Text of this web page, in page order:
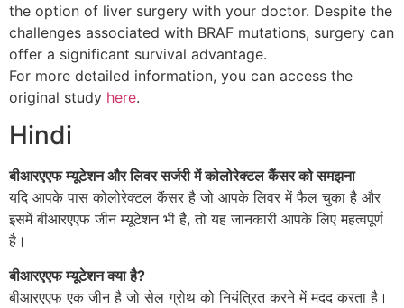
the option of liver surgery with your doctor. Despite the
challenges associated with BRAF mutations, surgery can
offer a significant survival advantage.
For more detailed information, you can access the
original study here.
Hindi
बीआरएएफ म्यूटेशन और लिवर सर्जरी में कोलोरेक्टल कैंसर को समझना
यदि आपके पास कोलोरेक्टल कैंसर है जो आपके लिवर में फैल चुका है और
इसमें बीआरएएफ जीन म्यूटेशन भी है, तो यह जानकारी आपके लिए महत्वपूर्ण
है।
बीआरएएफ म्यूटेशन क्या है?
बीआरएएफ एक जीन है जो सेल ग्रोथ को नियंत्रित करने में मदद करता है।